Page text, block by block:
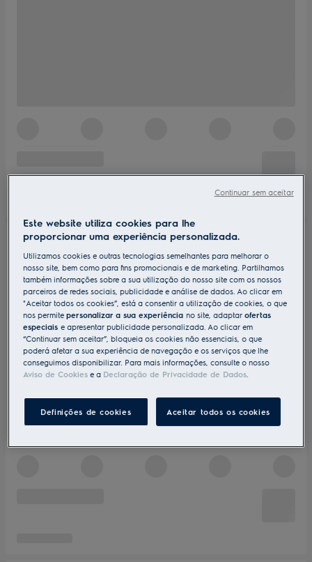
Este website utiliza cookies para lhe
proporcionar uma experiência personalizada.
Utilizamos cookies e outras tecnologias semelhantes para melhorar o
nosso site, bem como para fins promocionais e de marketing. Partilhamos
também informações sobre a sua utilização do nosso site com os nossos
parceiros de redes sociais, publicidade e análise de dados. Ao clicar em
"Aceitar todos os cookies”, está a consentir a utilização de cookies, o que
nos permitepersonalizar a sua experiênciano site, adaptarofertas
especiaise apresentar publicidade personalizada. Ao clicar em
“Continuar sem aceitar”, bloqueia os cookies não essenciais, o que
poderá afetar a sua experiência de navegação e os serviços que lhe
conseguimos disponibilizar. Para mais informações, consulte o nosso
Aviso de Cookies e a Declaração de Privacidade de Dados.
Definições de cookies Aceitar todos os cookies
Continuar sem aceitar